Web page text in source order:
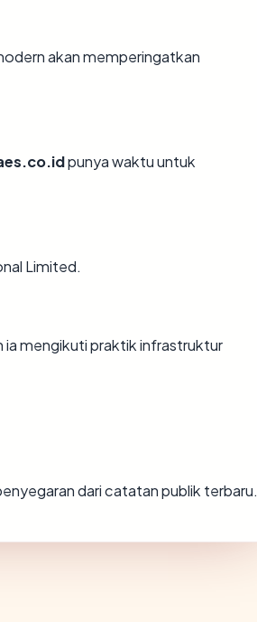
akan memperingatkan
punya waktu untuk
Limited.
mengikuti praktik infrastruktur
dari catatan publik terbaru.